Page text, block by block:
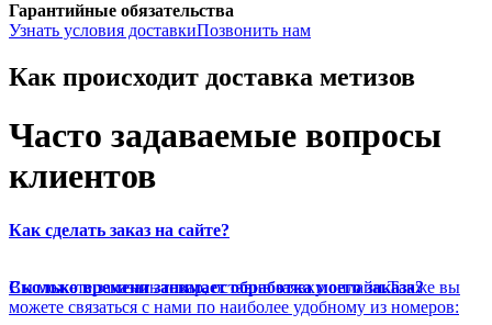
Гарантийные обязательства
Узнать условия доставкиПозвонить нам
Как происходит доставка метизов
Часто задаваемые вопросы
клиентов
Как сделать заказ на сайте?
Вы можете заказать товар, оставив заявку онлайн.Также вы
можете связаться с нами по наиболее удобному из номеров:
Сколько времени занимает обработка моего заказа?